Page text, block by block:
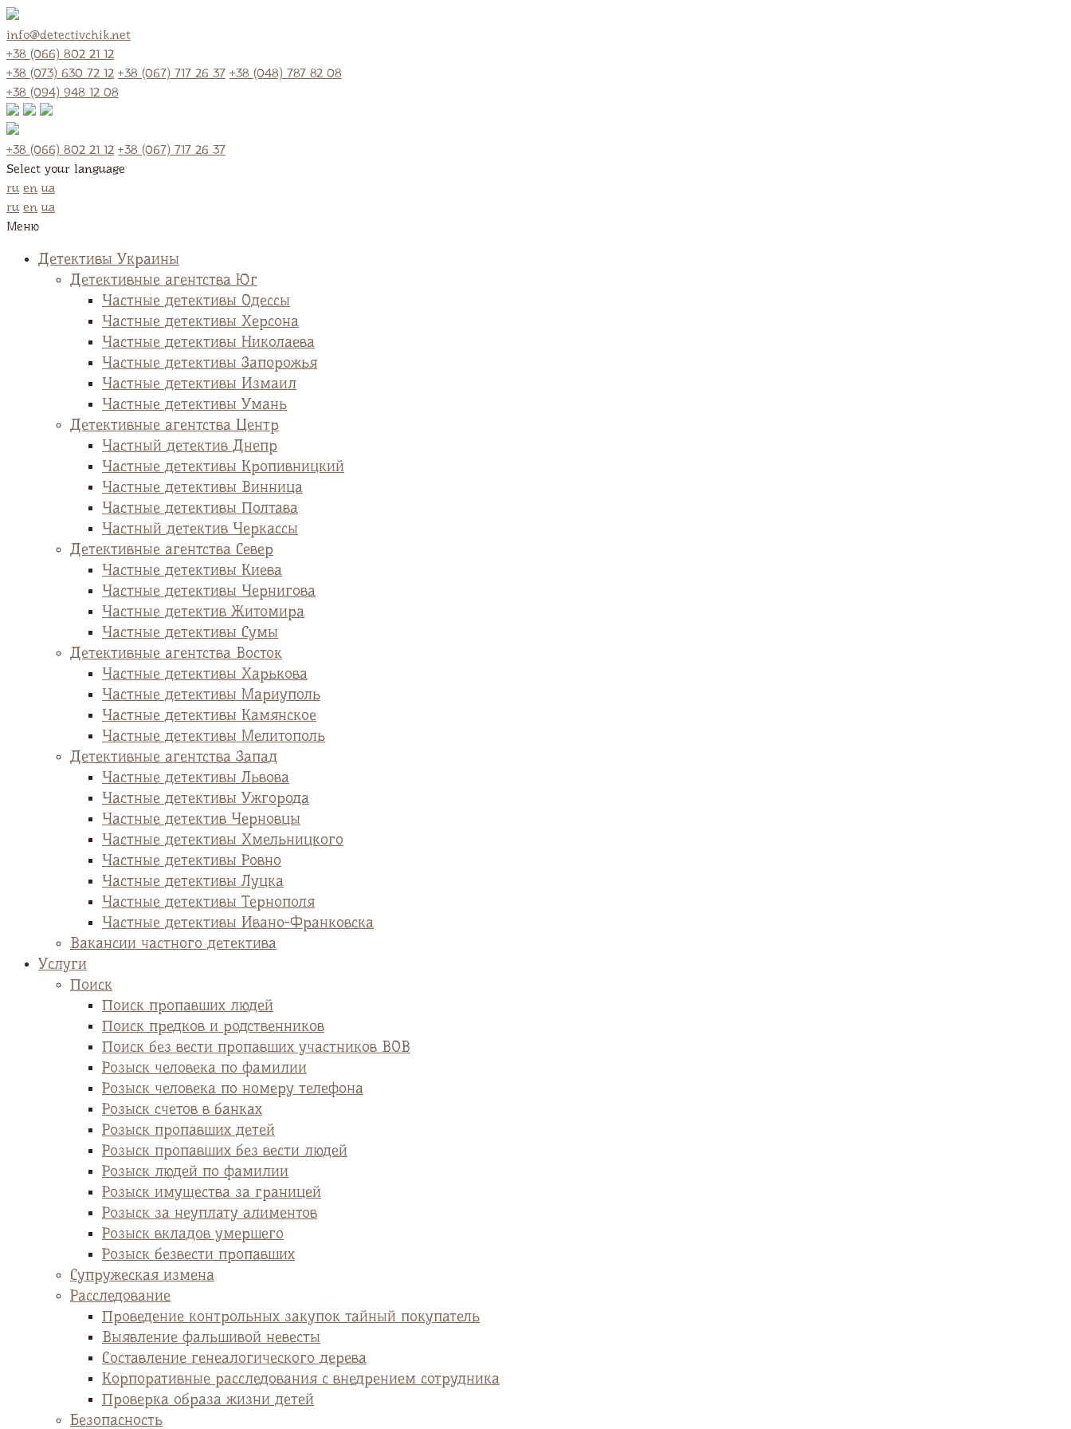
info@detectivchik.net
+38 (066) 802 21 12
+38 (073) 630 72 12 +38 (067) 717 26 37 +38 (048) 787 82 08
+38 (094) 948 12 08
+38 (066) 802 21 12 +38 (067) 717 26 37
Select your language
ru en ua
ru en ua
Меню
Детективы Украины
Детективные агентства Юг
Частные детективы Одессы
Частные детективы Херсона
Частные детективы Николаева
Частные детективы Запорожья
Частные детективы Измаил
Частные детективы Умань
Детективные агентства Центр
Частный детектив Днепр
Частные детективы Кропивницкий
Частные детективы Винница
Частные детективы Полтава
Частный детектив Черкассы
Детективные агентства Север
Частные детективы Киева
Частные детективы Чернигова
Частные детектив Житомира
Частные детективы Сумы
Детективные агентства Восток
Частные детективы Харькова
Частные детективы Мариуполь
Частные детективы Камянское
Частные детективы Мелитополь
Детективные агентства Запад
Частные детективы Львова
Частные детективы Ужгорода
Частные детектив Черновцы
Частные детективы Хмельницкого
Частные детективы Ровно
Частные детективы Луцка
Частные детективы Тернополя
Частные детективы Ивано-Франковска
Вакансии частного детектива
Услуги
Поиск
Поиск пропавших людей
Поиск предков и родственников
Поиск без вести пропавших участников ВОВ
Розыск человека по фамилии
Розыск человека по номеру телефона
Розыск счетов в банках
Розыск пропавших детей
Розыск пропавших без вести людей
Розыск людей по фамилии
Розыск имущества за границей
Розыск за неуплату алиментов
Розыск вкладов умершего
Розыск безвести пропавших
Супружеская измена
Расследование
Проведение контрольных закупок тайный покупатель
Выявление фальшивой невесты
Cоставление генеалогического дерева
Корпоративные расследования с внедрением сотрудника
Проверка образа жизни детей
Безопасность